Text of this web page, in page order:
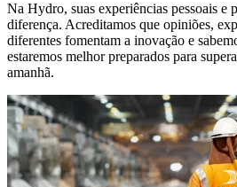
Na Hydro, suas experiências pessoais e
diferença. Acreditamos que opiniões,
diferentes fomentam a inovação e
estaremos melhor preparados para
amanhã.